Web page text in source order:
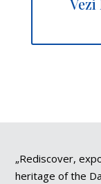
„Rediscover,
heritage of the